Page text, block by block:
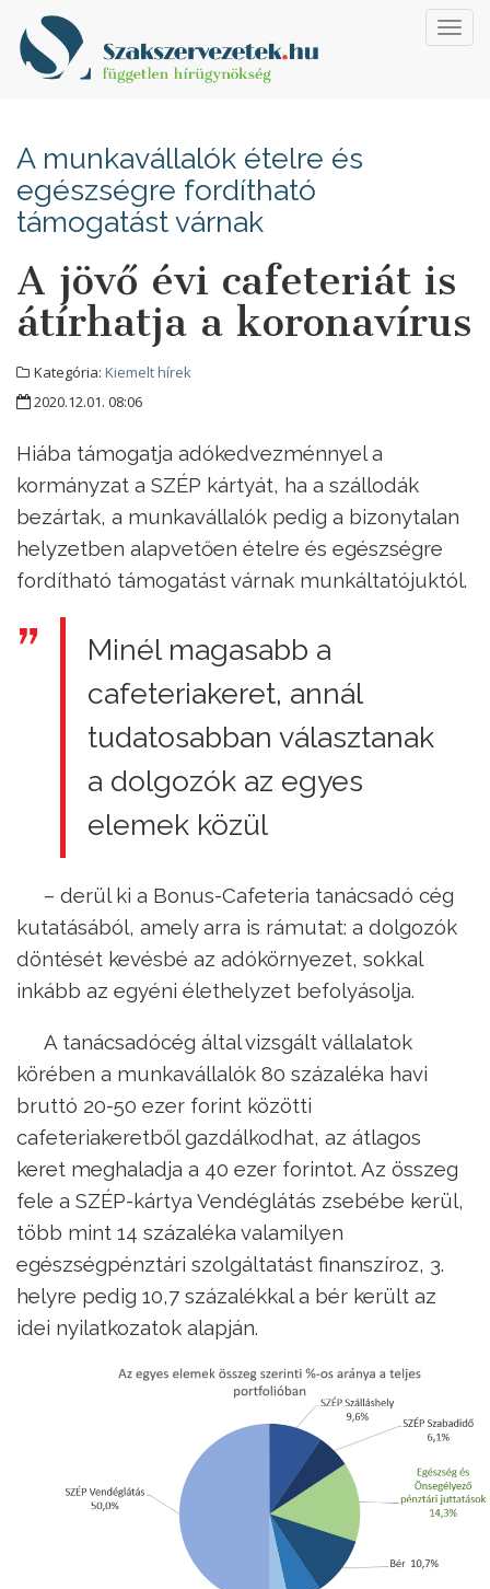
A munkavállalók ételre és
egészségre fordítható
támogatást várnak
A jövő évi cafeteriát is
átírhatja a koronavírus
Kategória: Kiemelt hírek
2020.12.01. 08:06
Hiába támogatja adókedvezménnyel a
kormányzat a SZÉP kártyát, ha a szállodák
bezártak, a munkavállalók pedig a bizonytalan
helyzetben alapvetően ételre és egészségre
fordítható támogatást várnak munkáltatójuktól.
Minél magasabb a
cafeteriakeret, annál
tudatosabban választanak
a dolgozók az egyes
elemek közül
– derül ki a Bonus-Cafeteria tanácsadó cég
kutatásából, amely arra is rámutat: a dolgozók
döntését kevésbé az adókörnyezet, sokkal
inkább az egyéni élethelyzet befolyásolja.
A tanácsadócég által vizsgált vállalatok
körében a munkavállalók 80 százaléka havi
bruttó 20-50 ezer forint közötti
cafeteriakeretből gazdálkodhat, az átlagos
keret meghaladja a 40 ezer forintot. Az összeg
fele a SZÉP-kártya Vendéglátás zsebébe kerül,
több mint 14 százaléka valamilyen
egészségpénztári szolgáltatást finanszíroz, 3.
helyre pedig 10,7 százalékkal a bér került az
idei nyilatkozatok alapján.